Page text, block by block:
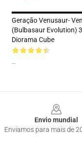
Geração Venusaur-
(Bulbasaur Evolution)
Diorama Cube
--
Envio mundial
Enviamos para mais de